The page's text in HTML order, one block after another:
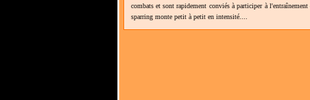
combats et sont rapidement conviés à participer à
sparring monte petit à petit en intensité....